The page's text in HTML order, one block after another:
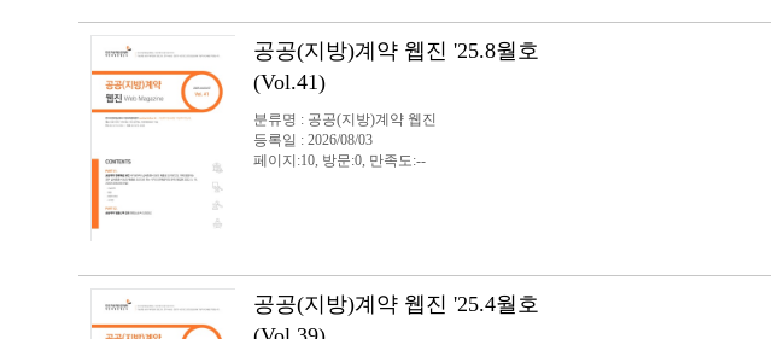
공공(지방)계약 웹진 '25.8월호
(Vol.41)
분류명 : 공공(지방)계약 웹진
등록일 : 2026/08/03
페이지:10, 방문:0, 만족도:--
공공(지방)계약 웹진 '25.4월호